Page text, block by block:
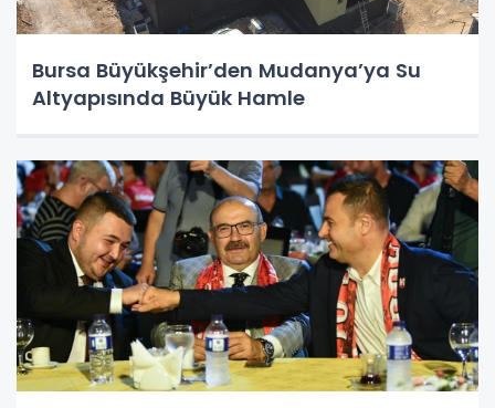
Bursa Büyükşehir’den Mudanya’ya Su
Altyapısında Büyük Hamle